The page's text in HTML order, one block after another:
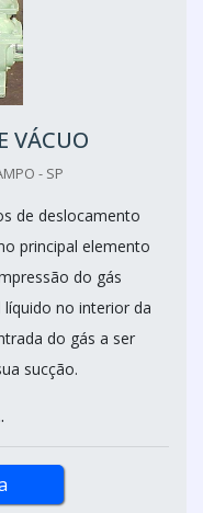
VÁCUO
- SP
de deslocamento
principal elemento
do gás
no interior da
do gás a ser
sucção.